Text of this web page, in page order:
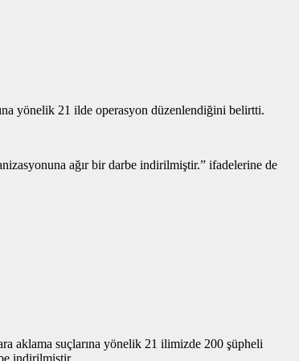
yönelik 21 ilde operasyon düzenlendiğini belirtti.
ağır bir darbe indirilmiştir.” ifadelerine de
aklama suçlarına yönelik 21 ilimizde 200 şüpheli
indirilmiştir.